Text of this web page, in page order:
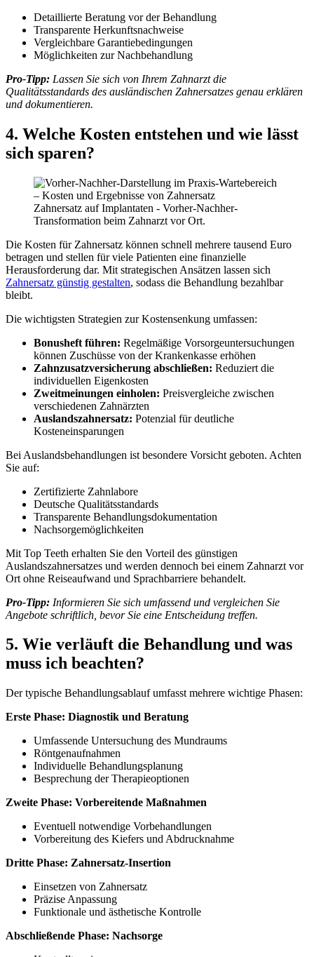
Detaillierte Beratung vor der Behandlung
Transparente Herkunftsnachweise
Vergleichbare Garantiebedingungen
Möglichkeiten zur Nachbehandlung
Pro-Tipp: Lassen Sie sich von Ihrem Zahnarzt die
Qualitätsstandards des ausländischen Zahnersatzes genau erklären
und dokumentieren.
4. Welche Kosten entstehen und wie lässt
sich sparen?
Zahnersatz auf Implantaten - Vorher-Nachher-
Transformation beim Zahnarzt vor Ort.
Die Kosten für Zahnersatz können schnell mehrere tausend Euro
betragen und stellen für viele Patienten eine finanzielle
Herausforderung dar. Mit strategischen Ansätzen lassen sich
Zahnersatz günstig gestalten, sodass die Behandlung bezahlbar
bleibt.
Die wichtigsten Strategien zur Kostensenkung umfassen:
Bonusheft führen: Regelmäßige Vorsorgeuntersuchungen
können Zuschüsse von der Krankenkasse erhöhen
Zahnzusatzversicherung abschließen: Reduziert die
individuellen Eigenkosten
Zweitmeinungen einholen: Preisvergleiche zwischen
verschiedenen Zahnärzten
Auslandszahnersatz: Potenzial für deutliche
Kosteneinsparungen
Bei Auslandsbehandlungen ist besondere Vorsicht geboten. Achten
Sie auf:
Zertifizierte Zahnlabore
Deutsche Qualitätsstandards
Transparente Behandlungsdokumentation
Nachsorgemöglichkeiten
Mit Top Teeth erhalten Sie den Vorteil des günstigen
Auslandszahnersatzes und werden dennoch bei einem Zahnarzt vor
Ort ohne Reiseaufwand und Sprachbarriere behandelt.
Pro-Tipp: Informieren Sie sich umfassend und vergleichen Sie
Angebote schriftlich, bevor Sie eine Entscheidung treffen.
5. Wie verläuft die Behandlung und was
muss ich beachten?
Der typische Behandlungsablauf umfasst mehrere wichtige Phasen:
Erste Phase: Diagnostik und Beratung
Umfassende Untersuchung des Mundraums
Röntgenaufnahmen
Individuelle Behandlungsplanung
Besprechung der Therapieoptionen
Zweite Phase: Vorbereitende Maßnahmen
Eventuell notwendige Vorbehandlungen
Vorbereitung des Kiefers und Abdrucknahme
Dritte Phase: Zahnersatz-Insertion
Einsetzen von Zahnersatz
Präzise Anpassung
Funktionale und ästhetische Kontrolle
Abschließende Phase: Nachsorge